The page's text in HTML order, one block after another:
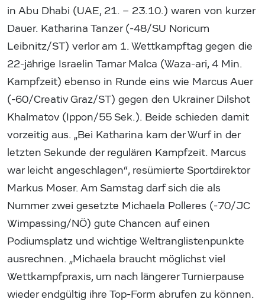
in Abu Dhabi (UAE, 21. – 23.10.) waren von kurzer
Dauer. Katharina Tanzer (-48/SU Noricum
Leibnitz/ST) verlor am 1. Wettkampftag gegen die
22-jährige Israelin Tamar Malca (Waza-ari, 4 Min.
Kampfzeit) ebenso in Runde eins wie Marcus Auer
(-60/Creativ Graz/ST) gegen den Ukrainer Dilshot
Khalmatov (Ippon/55 Sek.). Beide schieden damit
vorzeitig aus. „Bei Katharina kam der Wurf in der
letzten Sekunde der regulären Kampfzeit. Marcus
war leicht angeschlagen“, resümierte Sportdirektor
Markus Moser. Am Samstag darf sich die als
Nummer zwei gesetzte Michaela Polleres (-70/JC
Wimpassing/NÖ) gute Chancen auf einen
Podiumsplatz und wichtige Weltranglistenpunkte
ausrechnen. „Michaela braucht möglichst viel
Wettkampfpraxis, um nach längerer Turnierpause
wieder endgültig ihre Top-Form abrufen zu können.